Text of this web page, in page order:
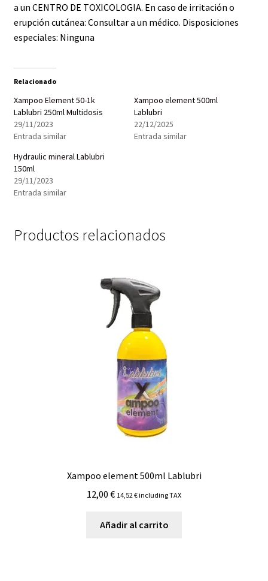
a un CENTRO DE TOXICOLOGlA. En caso de irritación o
erupción cutánea: Consultar a un médico. Disposiciones
especiales: Ninguna
Relacionado
Xampoo Element 50-1k
Lablubri 250ml Multidosis
29/11/2023
Entrada similar
Xampoo element 500ml
Lablubri
22/12/2025
Entrada similar
Hydraulic mineral Lablubri
150ml
29/11/2023
Entrada similar
Productos relacionados
Xampoo element 500ml Lablubri
12,00 € 14,52 €including TAX
Añadir al carrito